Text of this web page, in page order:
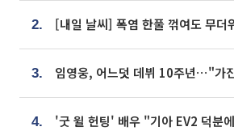
2.
3.
4.